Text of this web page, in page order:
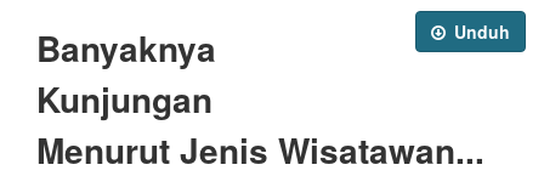
Unduh
Banyaknya
Kunjungan
Menurut Jenis Wisatawan...